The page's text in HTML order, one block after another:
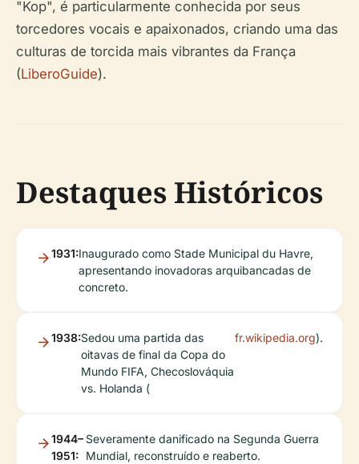
"Kop", é particularmente conhecida por seus
torcedores vocais e apaixonados, criando uma das
culturas de torcida mais vibrantes da França
(LiberoGuide).
Destaques Históricos
1931:Inaugurado como Stade Municipal du Havre,
apresentando inovadoras arquibancadas de
concreto.
1938:Sedou uma partida das
oitavas de final da Copa do
Mundo FIFA, Checoslováquia
vs. Holanda (
fr.wikipedia.org).
1944–
1951:
Severamente danificado na Segunda Guerra
Mundial, reconstruído e reaberto.